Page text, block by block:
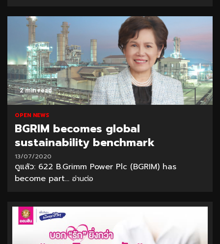
2 min read
OPEN NEWS
BGRIM becomes global
sustainability benchmark
13/07/2020
ดูแล้ว: 622 B.Grimm Power Plc (BGRIM) has
become part... อ่านต่อ